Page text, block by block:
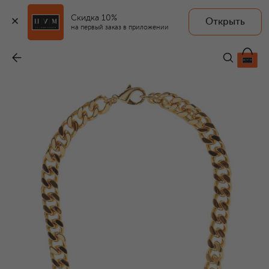
Скидка 10%
на первый заказ в приложении
Открыть